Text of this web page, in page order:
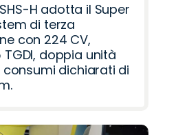
H adotta il Super
di terza
con 224 CV,
TGDI, doppia unità
dichiarati di